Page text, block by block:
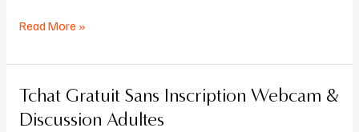
Read More »
Tchat Gratuit Sans Inscription Webcam &
Discussion Adultes
Tchat
Gratuit